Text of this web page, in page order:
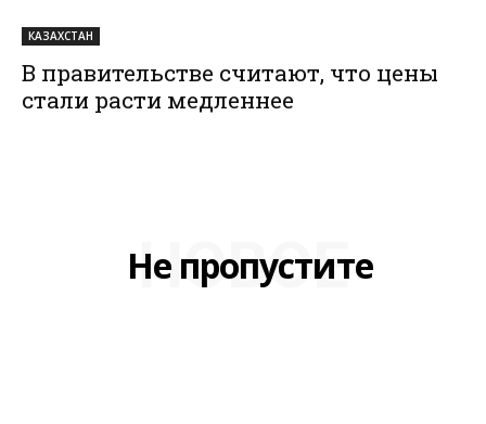
КАЗАХСТАН
В правительстве считают, что цены
стали расти медленнее
Не пропустите
НОВОЕ